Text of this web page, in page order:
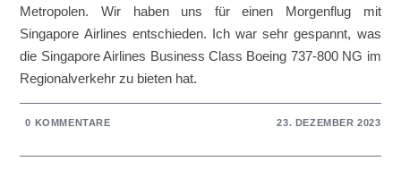
Metropolen. Wir haben uns für einen Morgenflug mit
Singapore Airlines entschieden. Ich war sehr gespannt, was
die Singapore Airlines Business Class Boeing 737-800 NG im
Regionalverkehr zu bieten hat.
0 KOMMENTARE 23. DEZEMBER 2023